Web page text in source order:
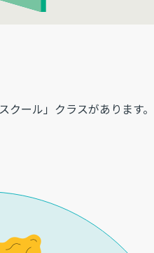
ール」クラスがあります。